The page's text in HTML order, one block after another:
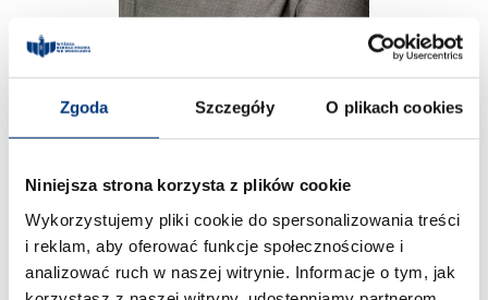
Zgoda Szczegóły O plikach cookies
Niniejsza strona korzysta z plików cookie
Wykorzystujemy pliki cookie do spersonalizowania treści
i reklam, aby oferować funkcje społecznościowe i
analizować ruch w naszej witrynie. Informacje o tym, jak
OPIEKUN DS. PRAKTYK NA KIERUNKU
PRAWO
Zadania, jakie realizuje:
Opieka merytoryczna nad przebiegiem
praktyk studenckich,
Weryfikacja dokumentacji dotyczącej